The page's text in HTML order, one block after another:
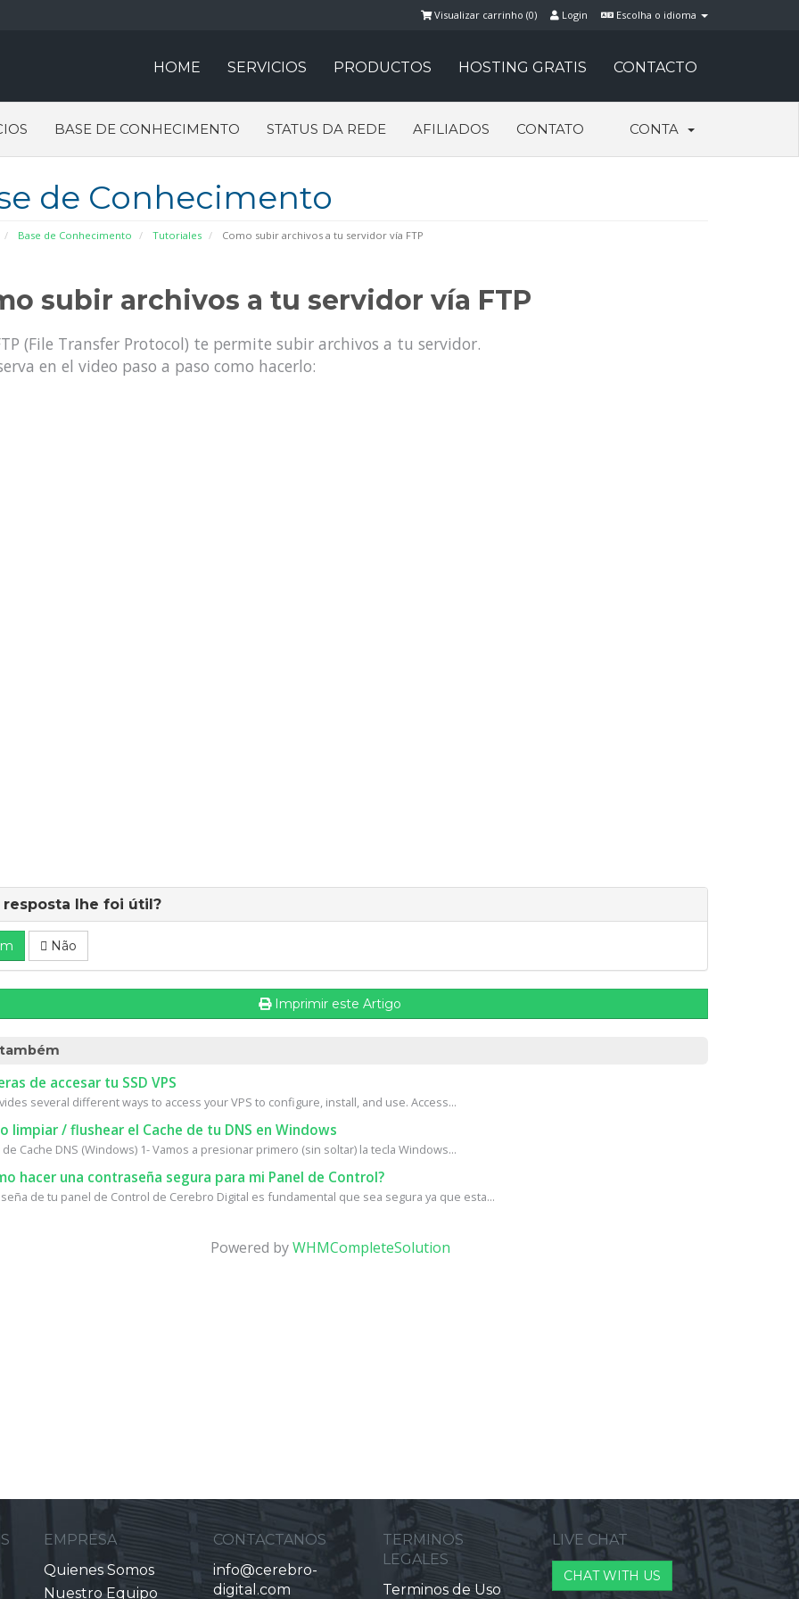
Escolha o idioma
Login
Visualizar carrinho (0)
HOME SERVICIOS PRODUCTOS HOSTING GRATIS CONTACTO
BASE DE CONHECIMENTO STATUS DA REDE AFILIADOS CONTATO CONTA
de Conhecimento
Base de Conhecimento Tutoriales Como subir archivos a tu servidor vía FTP
subir archivos a tu servidor vía FTP
(File Transfer Protocol) te permite subir archivos a tu servidor.
en el video paso a paso como hacerlo:
resposta lhe foi útil?
Não
Imprimir este Artigo
de accesar tu SSD VPS
several different ways to access your VPS to configure, install, and use. Access...
limpiar / flushear el Cache de tu DNS en Windows
Cache DNS (Windows) 1- Vamos a presionar primero (sin soltar) la tecla Windows...
hacer una contraseña segura para mi Panel de Control?
de tu panel de Control de Cerebro Digital es fundamental que sea segura ya que esta...
Powered byWHMCompleteSolution
EMPRESA
Quienes Somos
Nuestro Equipo
CONTACTANOS
info@cerebro-
digital.com
TERMINOS
LEGALES
Terminos de Uso
LIVE CHAT
CHAT WITH US